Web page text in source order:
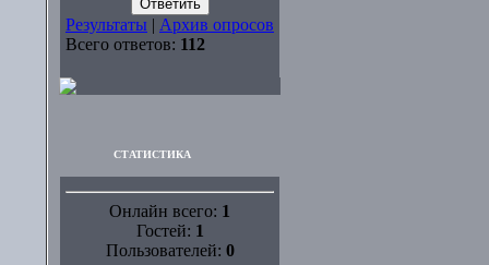
Результаты | Архив опросов
Всего ответов: 112
СТАТИСТИКА
Онлайн всего: 1
Гостей: 1
Пользователей: 0